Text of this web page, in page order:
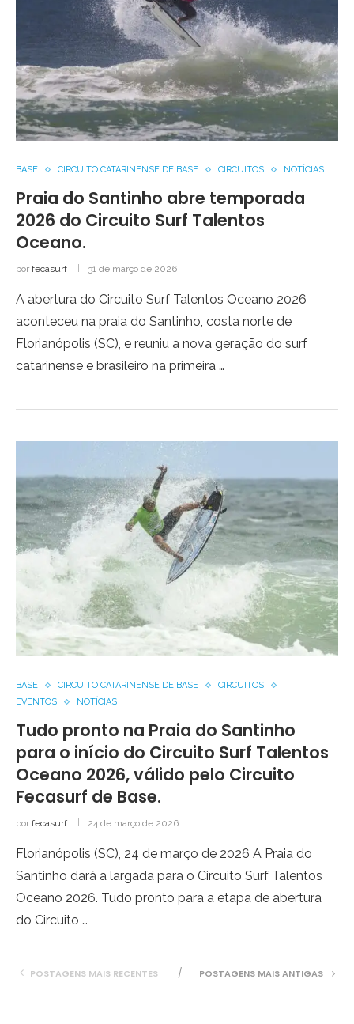
BASE CIRCUITO CATARINENSE DE BASE CIRCUITOS NOTÍCIAS
Praia do Santinho abre temporada
2026 do Circuito Surf Talentos
Oceano.
por fecasurf 31 de março de 2026
A abertura do Circuito Surf Talentos Oceano 2026
aconteceu na praia do Santinho, costa norte de
Florianópolis (SC), e reuniu a nova geração do surf
catarinense e brasileiro na primeira …
BASE CIRCUITO CATARINENSE DE BASE
CIRCUITOS
EVENTOS
NOTÍCIAS
Tudo pronto na Praia do Santinho
para o início do Circuito Surf Talentos
Oceano 2026, válido pelo Circuito
Fecasurf de Base.
por fecasurf 24 de março de 2026
Florianópolis (SC), 24 de março de 2026 A Praia do
Santinho dará a largada para o Circuito Surf Talentos
Oceano 2026. Tudo pronto para a etapa de abertura
do Circuito …
POSTAGENS MAIS RECENTES POSTAGENS MAIS ANTIGAS